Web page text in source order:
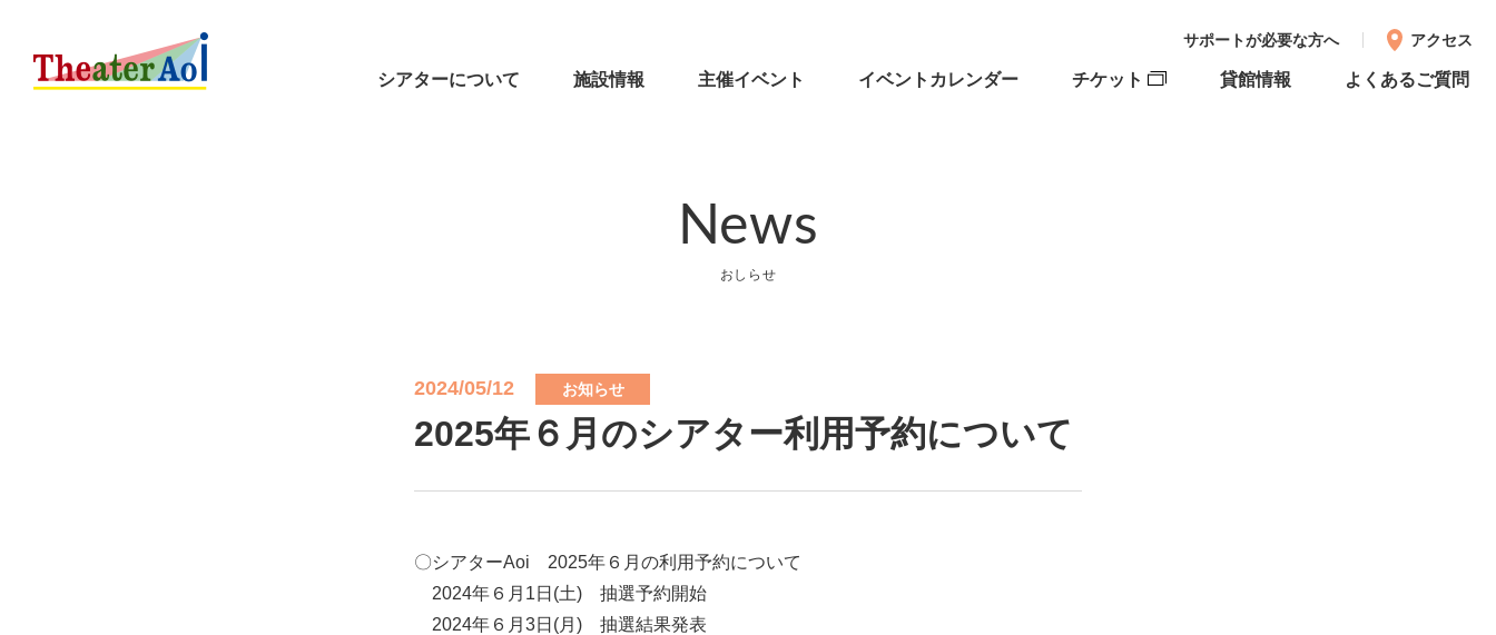
サポートが必要な方へ アクセス
シアターについて 施設情報 主催イベント イベントカレンダー チケット 貸館情報 よくあるご質問
News
おしらせ
2024/05/12 お知らせ
2025年６月のシアター利用予約について
〇シアターAoi 2025年６月の利用予約について
2024年６月 1 日 (土) 抽選予約開始
2024年６月 3日 (月 ) 抽選結果発表